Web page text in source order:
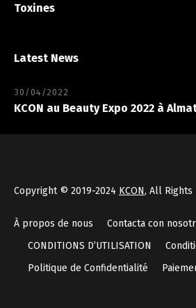
Toxines
Latest News
30/04/2022
KCON au Beauty Expo 2022 à
Copyright © 2019-2024 KCON, All Rights
À propos de nous
Contacta con
CONDITIONS D’UTILISATION
Politique de Confidentialité